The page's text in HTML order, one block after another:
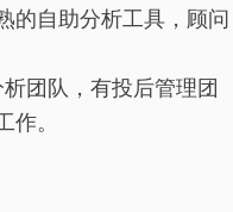
的自助分析工具，顾问
团队，有投后管理团
。